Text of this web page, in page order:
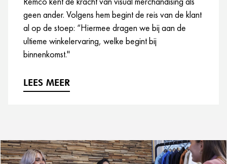
geen ander. Volgens hem begint de reis van de klant
al op de stoep: “Hiermee dragen we bij aan de
ultieme winkelervaring, welke begint bij
binnenkomst."
LEES MEER